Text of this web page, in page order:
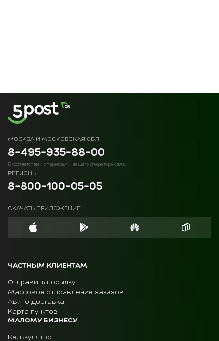
МОСКВА И МОСКОВСКАЯ ОБЛ
8-495-935-88-00
В соответствии с тарифами вашего оператора связи
РЕГИОНЫ
8-800-100-05-05
СКАЧАТЬ ПРИЛОЖЕНИЕ
ЧАСТНЫМ КЛИЕНТАМ
Отправить посылку
Массовое отправление заказов
Авито доставка
Карта пунктов
МАЛОМУ БИЗНЕСУ
Калькулятор